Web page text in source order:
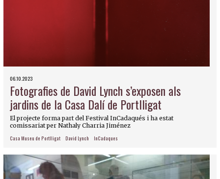
06.10.2023
Fotografies de David Lynch s’exposen als
jardins de la Casa Dalí de Portlligat
El projecte forma part del Festival InCadaqués i ha estat
comissariat per Nathaly Charria Jiménez
Casa Museu de Portlligat David Lynch InCadaques